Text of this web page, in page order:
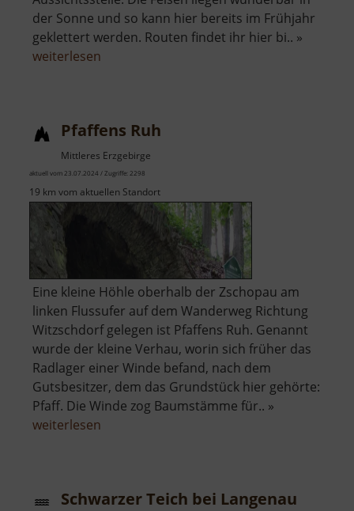
der Sonne und so kann hier bereits im Frühjahr
geklettert werden. Routen findet ihr hier bi.. »
weiterlesen
Pfaffens Ruh
Mittleres Erzgebirge
aktuell vom 23.07.2024 / Zugriffe: 2298
19 km vom aktuellen Standort
Eine kleine Höhle oberhalb der Zschopau am
linken Flussufer auf dem Wanderweg Richtung
Witzschdorf gelegen ist Pfaffens Ruh. Genannt
wurde der kleine Verhau, worin sich früher das
Radlager einer Winde befand, nach dem
Gutsbesitzer, dem das Grundstück hier gehörte:
Pfaff. Die Winde zog Baumstämme für.. »
weiterlesen
Schwarzer Teich bei Langenau